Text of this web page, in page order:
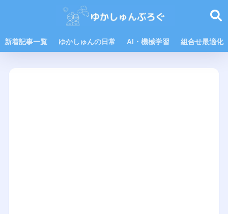
新着記事一覧 ゆかしゅんの日常 AI・機械学習 組合せ最適化